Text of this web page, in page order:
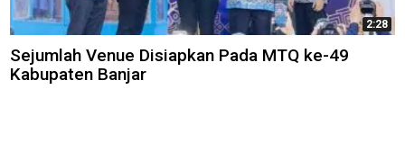
2:28
Sejumlah Venue Disiapkan Pada MTQ ke-49
Kabupaten Banjar